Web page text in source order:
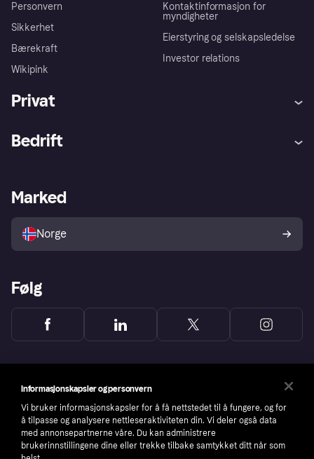
Personvern
Sikkerhet
Bærekraft
Wikipink
Kontaktinformasjon for
myndigheter
Eierstyring og selskapsledelse
Investor relations
Privat
Utforsk butikker
Bedrift
Merchant portal
Marked
Norge
Følg
Informasjonskapsler og personvern
Vi bruker informasjonskapsler for å få nettstedet til å fungere, og for
å tilpasse og analysere nettleseraktiviteten din. Vi deler også data
med annonsepartnerne våre. Du kan administrere
brukerinnstillingene dine eller trekke tilbake samtykket ditt når som